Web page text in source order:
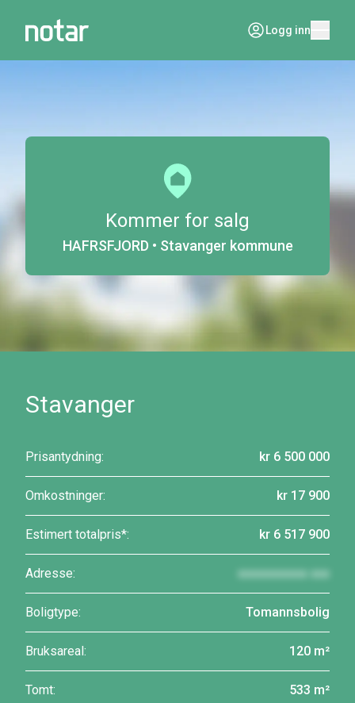
Logg inn
Kommer for salg
HAFRSFJORD • Stavanger kommune
Stavanger
Prisantydning: kr 6 500 000
Omkostninger: kr 17 900
Estimert totalpris*: kr 6 517 900
Adresse: xxxxxxxxxxx xxx
Boligtype: Tomannsbolig
Bruksareal: 120 m²
Tomt: 533 m²